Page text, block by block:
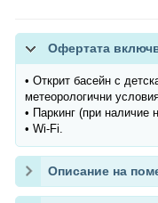
Офертата
• Открит басейн с
метеорологични
• Паркинг (при наличие
• Wi-Fi.
Описание на